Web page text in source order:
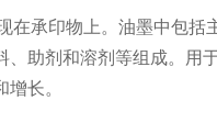
承印物上。油墨中包括
助剂和溶剂等组成。用
长。